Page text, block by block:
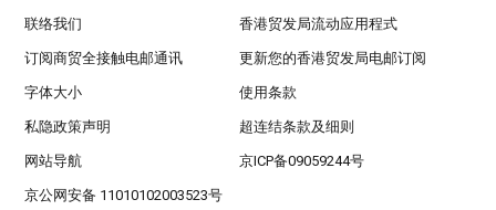
联络我们 香港贸发局流动应用程式
订阅商贸全接触电邮通讯 更新您的香港贸发局电邮订阅
字体大小 使用条款
私隐政策声明 超连结条款及细则
网站导航 京ICP备09059244号
京公网安备 11010102003523号